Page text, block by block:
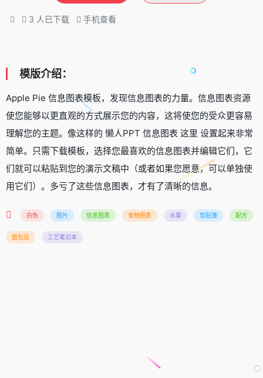
3 人已下载 手机查看
模版介绍：
Apple Pie 信息图表模板，发现信息图表的力量。信息图表资源
使您能够以更直观的方式展示您的内容，这将使您的受众更容易
理解您的主题。像这样的 懒人PPT 信息图表 这里 设置起来非常
简单。只需下载模板，选择您最喜欢的信息图表并编辑它们，它
们就可以粘贴到您的演示文稿中（或者如果您愿意，可以单独使
用它们）。多亏了这些信息图表，才有了清晰的信息。
白色 图片 信息图表 食物图表 水果 剪贴簿 配方
面包店 工艺笔记本